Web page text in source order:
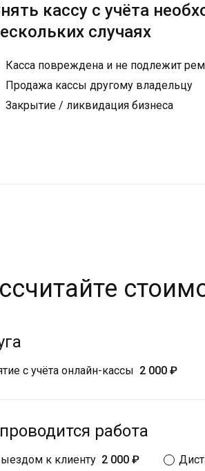
кассу с учёта
случаях
Касса повреждена и не подлежит
Продажа кассы другому владельцу
Закрытие / ликвидация бизнеса
с учёта онлайн-кассы 2 000 ₽
работа
к клиенту 2 000 ₽